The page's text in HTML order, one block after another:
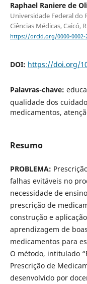
Raphael Raniere de
Universidade Federal do
Ciências Médicas, Caicó,
https://orcid.org/0000-0002-
DOI: https://doi.org/
Palavras-chave:
qualidade dos
medicamentos,
Resumo
PROBLEMA:
falhas evitáveis no
necessidade de
prescrição de
construção e
aprendizagem de
medicamentos para
O método, intitulado
Prescrição de
desenvolvido por